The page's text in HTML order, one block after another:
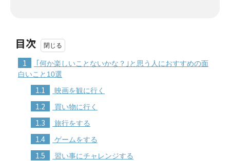
目次
1
｢何か楽しいことないかな？｣と思う人におすすめの面
白いこと10選
1.1 映画を観に行く
1.2 買い物に行く
1.3 旅行をする
1.4 ゲームをする
1.5 習い事にチャレンジする